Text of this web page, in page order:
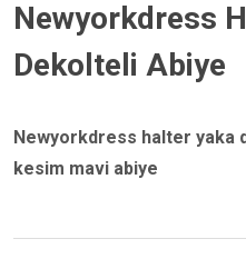
Newyorkdress
Dekolteli Abiye
Newyorkdress halter yaka
kesim mavi abiye